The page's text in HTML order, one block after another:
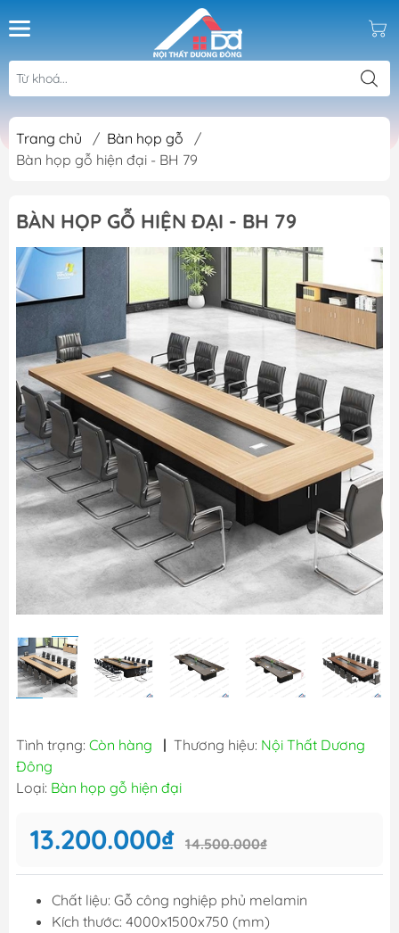
Trang chủ / Bàn họp gỗ
/
Bàn họp gỗ hiện đại - BH 79
BÀN HỌP GỖ HIỆN ĐẠI - BH 79
Tình trạng: Còn hàng | Thương hiệu: Nội Thất Dương
Đông
Loại: Bàn họp gỗ hiện đại
13.200.000₫ 14.500.000₫
Chất liệu: Gỗ công nghiệp phủ melamin
Kích thước: 4000x1500x750 (mm)